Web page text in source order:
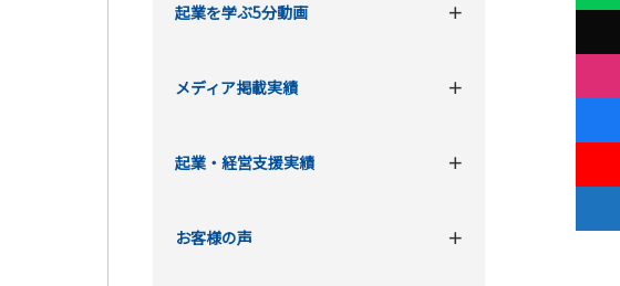
起業を学ぶ5分動画
メディア掲載実績
起業・経営支援実績
お客様の声